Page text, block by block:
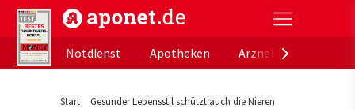
aponet.de - Das offizielle Gesundheitsportal der
Notdienst
Apotheken
Start Gesunder Lebensstil schützt auch die Nieren